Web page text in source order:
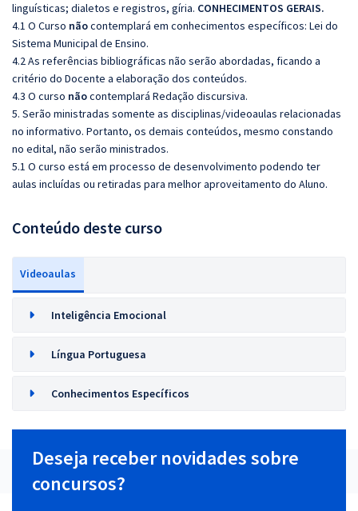
linguísticas; dialetos e registros, gíria. CONHECIMENTOS GERAIS.
4.1 O Curso nãocontemplará em conhecimentos específicos: Lei do
Sistema Municipal de Ensino.
4.2 As referências bibliográficas não serão abordadas, ficando a
critério do Docente a elaboração dos conteúdos.
4.3 O curso nãocontemplará Redação discursiva.
5. Serão ministradas somente as disciplinas/videoaulas relacionadas
no informativo. Portanto, os demais conteúdos, mesmo constando
no edital, não serão ministrados.
5.1 O curso está em processo de desenvolvimento podendo ter
aulas incluídas ou retiradas para melhor aproveitamento do Aluno.
Conteúdo deste curso
Videoaulas
Inteligência Emocional
Língua Portuguesa
Conhecimentos Específicos
Deseja receber novidades sobre
concursos?